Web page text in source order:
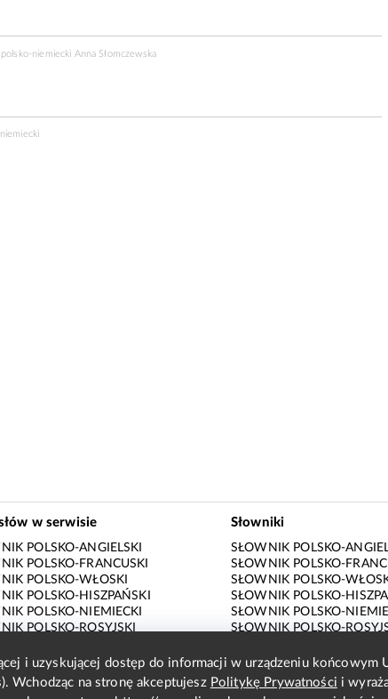
niemiecki Anna Słomczewska
w serwisie
POLSKO-ANGIELSKI
POLSKO-FRANCUSKI
POLSKO-WŁOSKI
POLSKO-HISZPAŃSKI
POLSKO-NIEMIECKI
POLSKO-ROSYJSKI
FRANCUSKO-POLSKI
WŁOSKO-POLSKI
HISZPAŃSKO-POLSKI
Słowniki
SŁOWNIK POLSKO-
SŁOWNIK POLSKO-
SŁOWNIK POLSKO-
SŁOWNIK POLSKO-
SŁOWNIK POLSKO-
SŁOWNIK POLSKO-
SŁOWNIK FRANCUSKO-
SŁOWNIK WŁOSKO-POLSKI
SŁOWNIK HISZPAŃSKO-
i uzyskującej dostęp do informacji w urządzeniu końcowym
Wchodząc na stronę akceptujesz Politykę Prywatności i